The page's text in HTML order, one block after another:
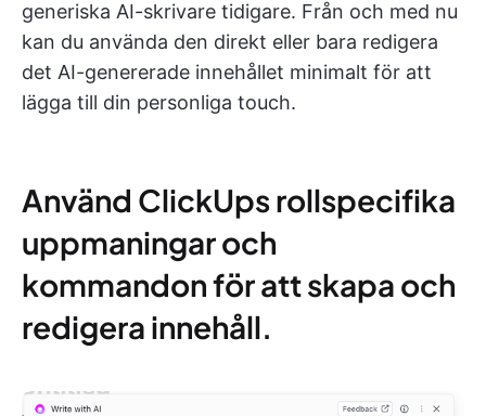
generiska AI-skrivare tidigare. Från och med nu
kan du använda den direkt eller bara redigera
det AI-genererade innehållet minimalt för att
lägga till din personliga touch.
Använd ClickUps rollspecifika
uppmaningar och
kommandon för att skapa och
redigera innehåll.